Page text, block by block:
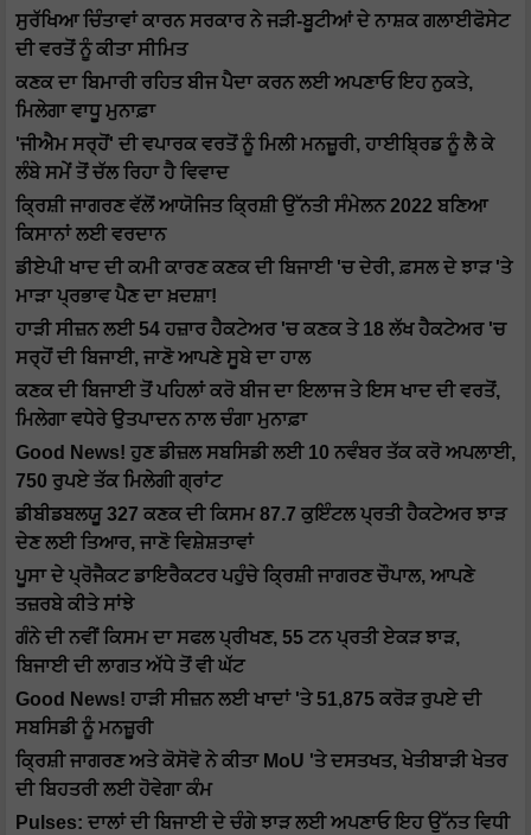
ਸੁਰੱਖਿਆ ਚਿੰਤਾਵਾਂ ਕਾਰਨ ਸਰਕਾਰ ਨੇ ਜੜੀ-ਬੂਟੀਆਂ ਦੇ ਨਾਸ਼ਕ ਗਲਾਈਫੋਸੇਟ
ਦੀ ਵਰਤੋਂ ਨੂੰ ਕੀਤਾ ਸੀਮਿਤ
ਕਣਕ ਦਾ ਬਿਮਾਰੀ ਰਹਿਤ ਬੀਜ ਪੈਦਾ ਕਰਨ ਲਈ ਅਪਣਾਓ ਇਹ ਨੁਕਤੇ,
ਮਿਲੇਗਾ ਵਾਧੂ ਮੁਨਾਫ਼ਾ
'ਜੀਐਮ ਸਰ੍ਹੋਂ' ਦੀ ਵਪਾਰਕ ਵਰਤੋਂ ਨੂੰ ਮਿਲੀ ਮਨਜ਼ੂਰੀ, ਹਾਈਬ੍ਰਿਡ ਨੂੰ ਲੈ ਕੇ
ਲੰਬੇ ਸਮੇਂ ਤੋਂ ਚੱਲ ਰਿਹਾ ਹੈ ਵਿਵਾਦ
ਕ੍ਰਿਸ਼ੀ ਜਾਗਰਣ ਵੱਲੋਂ ਆਯੋਜਿਤ ਕ੍ਰਿਸ਼ੀ ਉੱਨਤੀ ਸੰਮੇਲਨ 2022 ਬਣਿਆ
ਕਿਸਾਨਾਂ ਲਈ ਵਰਦਾਨ
ਡੀਏਪੀ ਖਾਦ ਦੀ ਕਮੀ ਕਾਰਣ ਕਣਕ ਦੀ ਬਿਜਾਈ 'ਚ ਦੇਰੀ, ਫ਼ਸਲ ਦੇ ਝਾੜ 'ਤੇ
ਮਾੜਾ ਪ੍ਰਭਾਵ ਪੈਣ ਦਾ ਖ਼ਦਸ਼ਾ!
ਹਾੜੀ ਸੀਜ਼ਨ ਲਈ 54 ਹਜ਼ਾਰ ਹੈਕਟੇਅਰ 'ਚ ਕਣਕ ਤੇ 18 ਲੱਖ ਹੈਕਟੇਅਰ 'ਚ
ਸਰ੍ਹੋਂ ਦੀ ਬਿਜਾਈ, ਜਾਣੋ ਆਪਣੇ ਸੂਬੇ ਦਾ ਹਾਲ
ਕਣਕ ਦੀ ਬਿਜਾਈ ਤੋਂ ਪਹਿਲਾਂ ਕਰੋ ਬੀਜ ਦਾ ਇਲਾਜ ਤੇ ਇਸ ਖਾਦ ਦੀ ਵਰਤੋਂ,
ਮਿਲੇਗਾ ਵਧੇਰੇ ਉਤਪਾਦਨ ਨਾਲ ਚੰਗਾ ਮੁਨਾਫ਼ਾ
Good News! ਹੁਣ ਡੀਜ਼ਲ ਸਬਸਿਡੀ ਲਈ 10 ਨਵੰਬਰ ਤੱਕ ਕਰੋ ਅਪਲਾਈ,
750 ਰੁਪਏ ਤੱਕ ਮਿਲੇਗੀ ਗ੍ਰਾਂਟ
ਡੀਬੀਡਬਲਯੂ 327 ਕਣਕ ਦੀ ਕਿਸਮ 87.7 ਕੁਇੰਟਲ ਪ੍ਰਤੀ ਹੈਕਟੇਅਰ ਝਾੜ
ਦੇਣ ਲਈ ਤਿਆਰ, ਜਾਣੋ ਵਿਸ਼ੇਸ਼ਤਾਵਾਂ
ਪੂਸਾ ਦੇ ਪ੍ਰੋਜੈਕਟ ਡਾਇਰੈਕਟਰ ਪਹੁੰਚੇ ਕ੍ਰਿਸ਼ੀ ਜਾਗਰਣ ਚੌਪਾਲ, ਆਪਣੇ
ਤਜ਼ਰਬੇ ਕੀਤੇ ਸਾਂਝੇ
ਗੰਨੇ ਦੀ ਨਵੀਂ ਕਿਸਮ ਦਾ ਸਫਲ ਪ੍ਰੀਖਣ, 55 ਟਨ ਪ੍ਰਤੀ ਏਕੜ ਝਾੜ,
ਬਿਜਾਈ ਦੀ ਲਾਗਤ ਅੱਧੇ ਤੋਂ ਵੀ ਘੱਟ
Good News! ਹਾੜੀ ਸੀਜ਼ਨ ਲਈ ਖਾਦਾਂ 'ਤੇ 51,875 ਕਰੋੜ ਰੁਪਏ ਦੀ
ਸਬਸਿਡੀ ਨੂੰ ਮਨਜ਼ੂਰੀ
ਕ੍ਰਿਸ਼ੀ ਜਾਗਰਣ ਅਤੇ ਕੋਸੋਵੋ ਨੇ ਕੀਤਾ MoU 'ਤੇ ਦਸਤਖਤ, ਖੇਤੀਬਾੜੀ ਖੇਤਰ
ਦੀ ਬਿਹਤਰੀ ਲਈ ਹੋਵੇਗਾ ਕੰਮ
Pulses: ਦਾਲਾਂ ਦੀ ਬਿਜਾਈ ਦੇ ਚੰਗੇ ਝਾੜ ਲਈ ਅਪਣਾਓ ਇਹ ਉੱਨਤ ਵਿਧੀ